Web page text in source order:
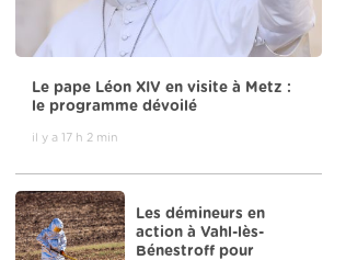
Le pape Léon XIV en visite à Metz :
le programme dévoilé
il y a 17 h 2 min
Les démineurs en
action à Vahl-lès-
Bénestroff pour